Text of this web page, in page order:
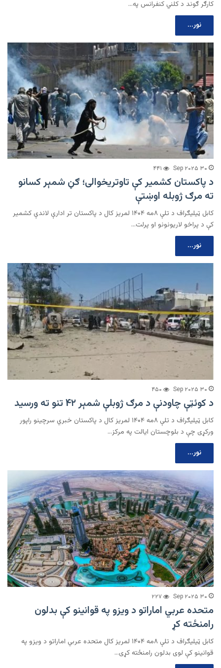
کارګر ګوند د کلني کنفرانس په…
نور...
۳۰ Sep ۲۰۲۵ ۴۴۱
د پاکستان کشمیر کې تاوتریخوالی؛ ګڼ شمېر کسانو
ته مرګ ژوبله اوښتې
کابل ټیلیګراف د تلې ۸مه ۱۴۰۴ لمریز کال د پاکستان تر ادارې لاندې کشمیر
کې د پراخو لاریونونو او پرلت…
نور...
۳۰ Sep ۲۰۲۵ ۴۵۰
د کوئټې چاودنې د مرګ ژوبلې شمېر ۴۲ تنو ته ورسید
کابل ټیلیګراف د تلې ۸مه ۱۴۰۴ لمریز کال د پاکستان خبري سرچینو راپور
ورکړی چې د بلوچستان ایالت په مرکز…
نور...
۳۰ Sep ۲۰۲۵ ۲۲۷
متحده عربي اماراتو د ویزو په قوانینو کې بدلون
رامنځته کړ
کابل ټیلیګراف د تلې ۸مه ۱۴۰۴ لمریز کال متحده عربي اماراتو د ویزو په
قوانینو کې لوی بدلون رامنځته کړی…